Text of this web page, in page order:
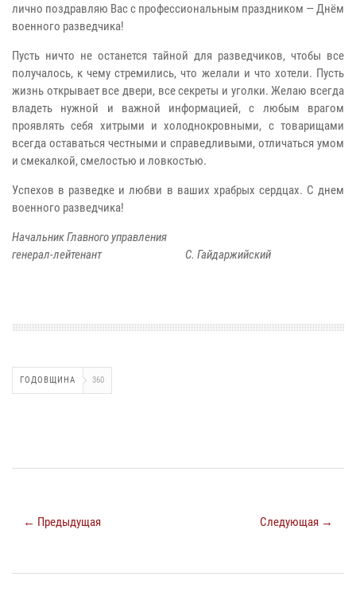
лично поздравляю Вас с профессиональным праздником — Днём
военного разведчика!
Пусть ничто не останется тайной для разведчиков, чтобы все
получалось, к чему стремились, что желали и что хотели. Пусть
жизнь открывает все двери, все секреты и уголки. Желаю всегда
владеть нужной и важной информацией, с любым врагом
проявлять себя хитрыми и холоднокровными, с товарищами
всегда оставаться честными и справедливыми, отличаться умом
и смекалкой, смелостью и ловкостью.
Успехов в разведке и любви в ваших храбрых сердцах. С днем
военного разведчика!
Начальник Главного управления
генерал-лейтенант С. Гайдаржийский
ГОДОВЩИНА 360
← Предыдущая Следующая →